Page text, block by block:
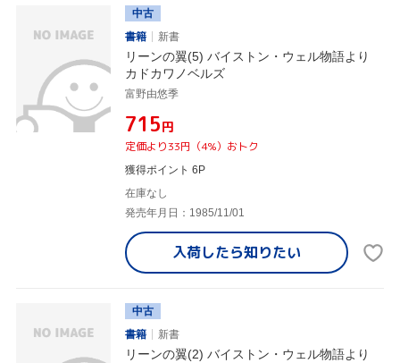
中古
書籍
新書
リーンの翼(5) バイストン・ウェル物語より
カドカワノベルズ
富野由悠季
¥715円
定価より33円（4%）おトク
獲得ポイント 6P
在庫なし
発売年月日：1985/11/01
入荷したら知りたい
中古
書籍
新書
リーンの翼(2) バイストン・ウェル物語より